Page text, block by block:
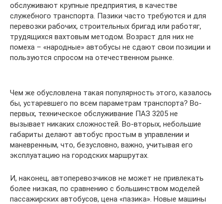
обслуживают крупные предприятия, в качестве
служебного транспорта. Пазики часто требуются и для
перевозки рабочих, строительных бригад или работяг,
трудящихся вахтовым методом. Возраст для них не
помеха – «народные» автобусы не сдают свои позиции и
пользуются спросом на отечественном рынке.
Чем же обусловлена такая популярность этого, казалось
бы, устаревшего по всем параметрам транспорта? Во-
первых, техническое обслуживание ПАЗ 3205 не
вызывает никаких сложностей. Во-вторых, небольшие
габариты делают автобус простым в управлении и
маневренным, что, безусловно, важно, учитывая его
эксплуатацию на городских маршрутах.
И, наконец, автоперевозчиков не может не привлекать
более низкая, по сравнению с большинством моделей
пассажирских автобусов, цена «пазика». Новые машины